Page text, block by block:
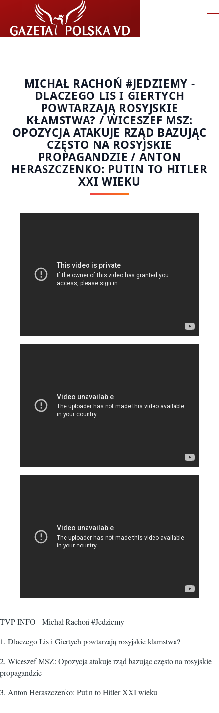
Przejdź do treści
MICHAŁ RACHOŃ #JEDZIEMY -
DLACZEGO LIS I GIERTYCH
POWTARZAJĄ ROSYJSKIE
KŁAMSTWA? / WICESZEF MSZ:
OPOZYCJA ATAKUJE RZĄD BAZUJĄC
CZĘSTO NA ROSYJSKIE
PROPAGANDZIE / ANTON
HERASZCZENKO: PUTIN TO HITLER
XXI WIEKU
TVP INFO - Michał Rachoń #Jedziemy
1. Dlaczego Lis i Giertych powtarzają rosyjskie kłamstwa?
2. Wiceszef MSZ: Opozycja atakuje rząd bazując często na rosyjskie
propagandzie
3. Anton Heraszczenko: Putin to Hitler XXI wieku